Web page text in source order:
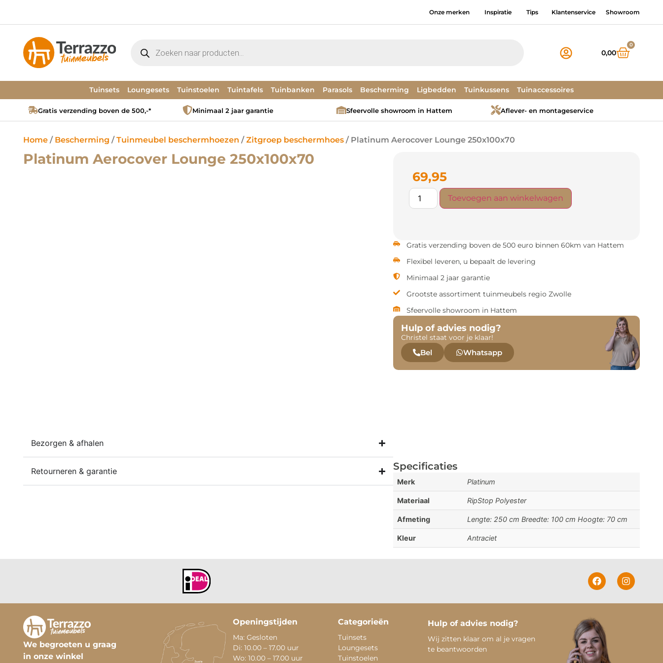
Onze merken Inspiratie Tips Klantenservice Showroom
0,00
0
Tuinsets Loungesets Tuinstoelen Tuintafels Tuinbanken Parasols Bescherming Ligbedden Tuinkussens Tuinaccessoires
Gratis verzending boven de 500,-* Minimaal 2 jaar garantie Sfeervolle showroom in Hattem Aflever- en montageservice
Home / Bescherming /Tuinmeubel beschermhoezen /Zitgroep beschermhoes / Platinum Aerocover Lounge 250x100x70
Platinum Aerocover Lounge 250x100x70
69,95
Toevoegen aan winkelwagen
Gratis verzending boven de 500 euro binnen 60km van Hattem
Flexibel leveren, u bepaalt de levering
Minimaal 2 jaar garantie
Grootste assortiment tuinmeubels regio Zwolle
Sfeervolle showroom in Hattem
Hulp of advies nodig?
Christel staat voor je klaar!
Bel Whatsapp
Bezorgen & afhalen
Retourneren & garantie Specificaties
Merk Platinum
Materiaal RipStop Polyester
Afmeting Lengte: 250 cm Breedte: 100 cm Hoogte: 70 cm
Kleur Antraciet
We begroeten u graag
in onze winkel
Openingstijden
Ma: Gesloten
Di: 10.00 – 17.00 uur
Wo: 10.00 – 17.00 uur
Categorieën
Tuinsets
Loungesets
Tuinstoelen
Hulp of advies nodig?
Wij zitten klaar om al je vragen
te beantwoorden